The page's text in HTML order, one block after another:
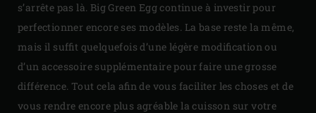
s’arrête pas là. Big Green Egg continue à investir pour
perfectionner encore ses modèles. La base reste la même,
mais il suffit quelquefois d’une légère modification ou
d’un accessoire supplémentaire pour faire une grosse
différence. Tout cela afin de vous faciliter les choses et de
vous rendre encore plus agréable la cuisson sur votre